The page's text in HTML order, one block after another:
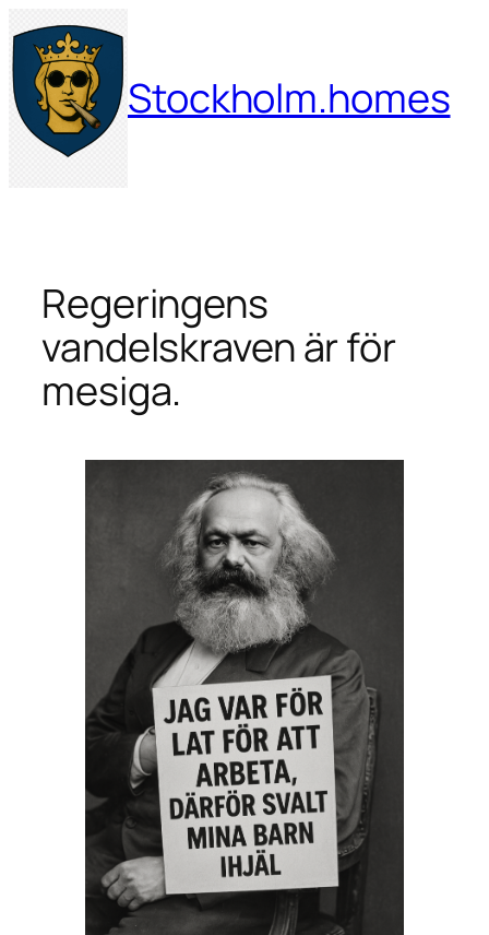
Hoppa
till
innehåll
Stockholm.homes
Regeringens
vandelskraven är för
mesiga.